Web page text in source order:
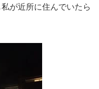
が近所に住んでいたら